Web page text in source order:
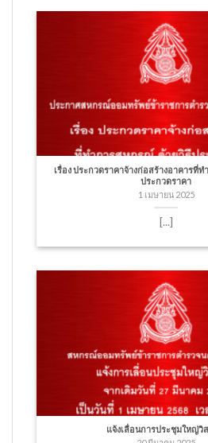
เรื่อง ประกวดราคาจ้างก่อสร้างอาคารที่
ประกวดราคา
1 เมษายน 2025
[...]
แจ้งเลื่อนการประชุมใหญ่วิ